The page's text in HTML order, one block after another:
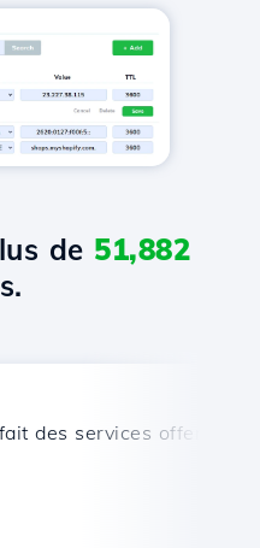
de 51,882
efficace.
services offerts par